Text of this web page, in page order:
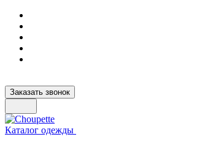
Заказать звонок
Каталог одежды